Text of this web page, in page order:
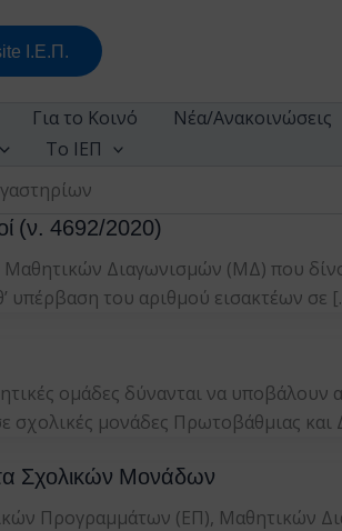
Ι.Ε.Π.
Για το Κοινό Νέα/Ανακοινώσεις
Το ΙΕΠ
(ν. 4692/2020)
Μαθητικών Διαγωνισμών (ΜΔ) που
υπέρβαση του αριθμού εισακτέων σε
ομάδες δύνανται να
σχολικές μονάδες Πρωτοβάθμιας και
Σχολικών Μονάδων
Προγραμμάτων (ΕΠ), Μαθητικών